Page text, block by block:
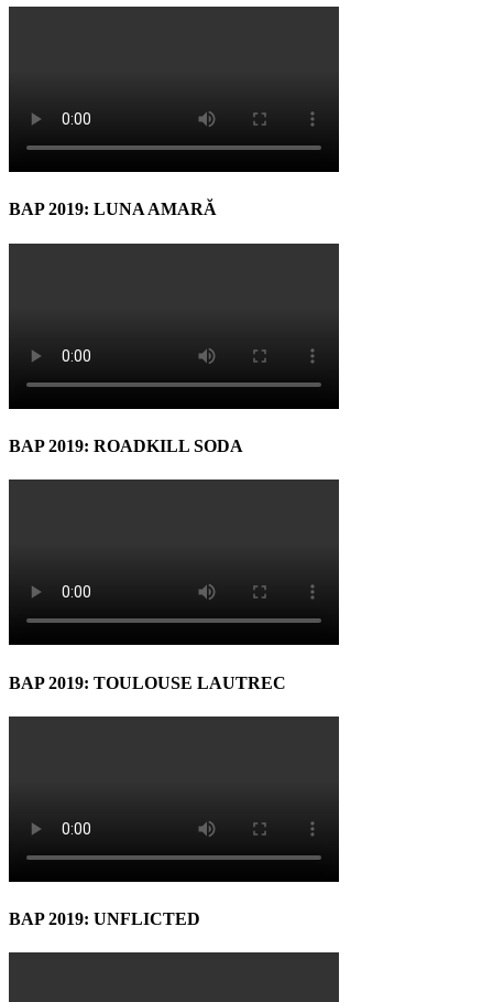
BAP 2019: LUNA AMARĂ
BAP 2019: ROADKILL SODA
BAP 2019: TOULOUSE LAUTREC
BAP 2019: UNFLICTED